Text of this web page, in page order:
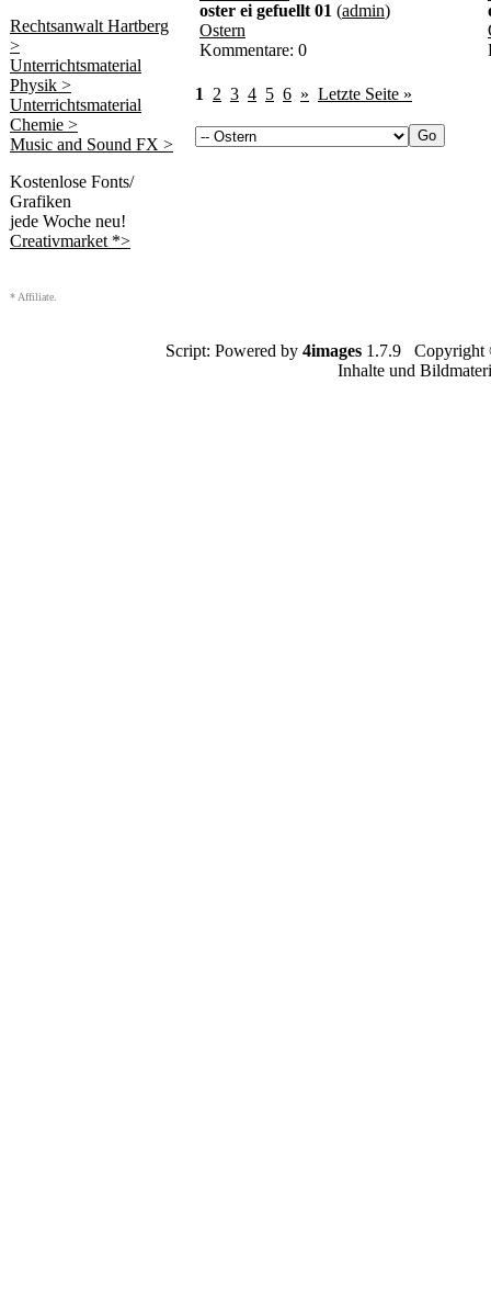
Rechtsanwalt Hartberg
>
Unterrichtsmaterial
Physik >
Unterrichtsmaterial
Chemie >
Music and Sound FX >
Kostenlose Fonts/
Grafiken
jede Woche neu!
Creativmarket *>
* Affiliate.
oster ei gefuellt 01 (admin)
Ostern
Kommentare: 0
1 2 3 4 5 6 » Letzte Seite »
Script: Powered by 4images1.7.9 Copyright
Inhalte und